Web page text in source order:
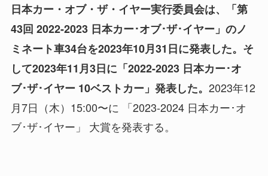
日本カー・オブ・ザ・イヤー実行委員会は、「第
43回 2022-2023 日本カー･オブ･ザ･イヤー」のノ
ミネート車34台を2023年10月31日に発表した。そ
して2023年11月3日に「2022-2023 日本カー･オ
ブ･ザ･イヤー 10ベストカー」発表した。 2023年12
月7日（木）15:00〜に 「2023-2024 日本カー･オ
ブ･ザ･イヤー」 大賞を発表する。